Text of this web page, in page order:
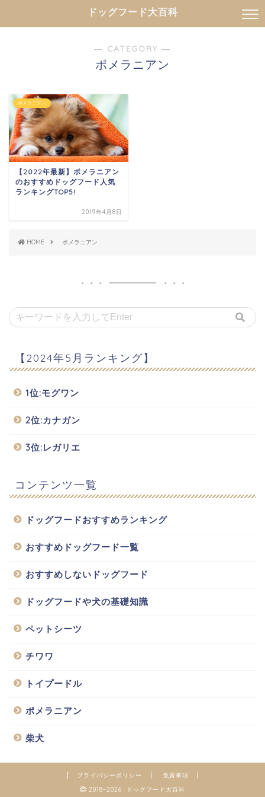
ドッグフード大百科
― CATEGORY ―
ポメラニアン
ポメラニアン
【2022年最新】ポメラニアン
のおすすめドッグフード人気
ランキングTOP5!
2019年4月8日
HOME ポメラニアン
【2024年5月ランキング】
1位:モグワン
2位:カナガン
3位:レガリエ
コンテンツ一覧
ドッグフードおすすめランキング
おすすめドッグフード一覧
おすすめしないドッグフード
ドッグフードや犬の基礎知識
ペットシーツ
チワワ
トイプードル
ポメラニアン
柴犬
プライバシーポリシー
免責事項
2018–2026 ドッグフード大百科